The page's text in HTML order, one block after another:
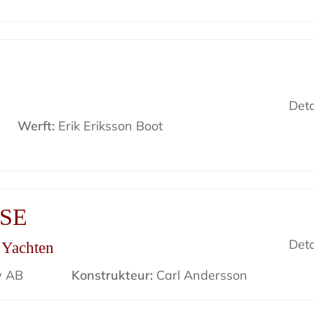
Werft:Erik Eriksson Boot
AB Konstrukteur:Carl Andersson